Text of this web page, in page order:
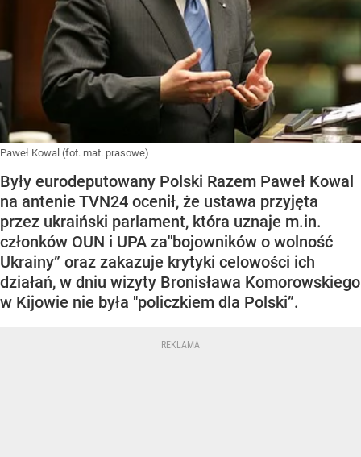
Paweł Kowal (fot. mat. prasowe)
Były eurodeputowany Polski Razem Paweł Kowal
na antenie TVN24 ocenił, że ustawa przyjęta
przez ukraiński parlament, która uznaje m.in.
członków OUN i UPA za"bojowników o wolność
Ukrainy” oraz zakazuje krytyki celowości ich
działań, w dniu wizyty Bronisława Komorowskiego
w Kijowie nie była "policzkiem dla Polski”.